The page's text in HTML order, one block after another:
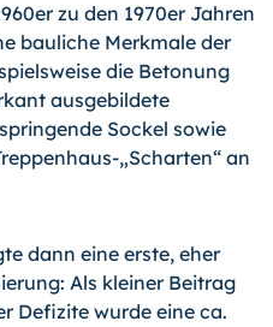
zu den 1970er Jahren
bauliche Merkmale der
die Betonung
ausgebildete
Sockel sowie
„Scharten“ an
dann eine erste, eher
Als kleiner Beitrag
Defizite wurde eine ca.